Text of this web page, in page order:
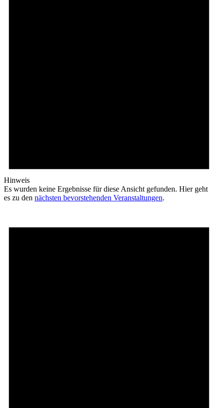
Hinweis
Es wurden keine Ergebnisse für diese Ansicht gefunden. Hier geht
es zu den nächsten bevorstehenden Veranstaltungen.